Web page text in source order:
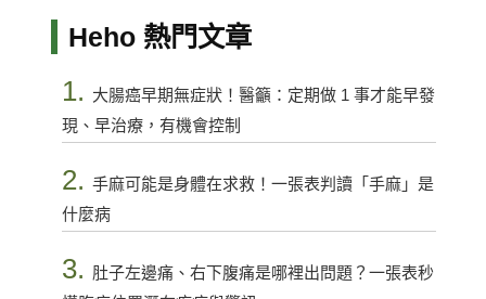
Heho 熱門文章
1. 大腸癌早期無症狀！醫籲：定期做 1 事才能早發
現、早治療，有機會控制
2. 手麻可能是身體在求救！一張表判讀「手麻」是
什麼病
3. 肚子左邊痛、右下腹痛是哪裡出問題？一張表秒